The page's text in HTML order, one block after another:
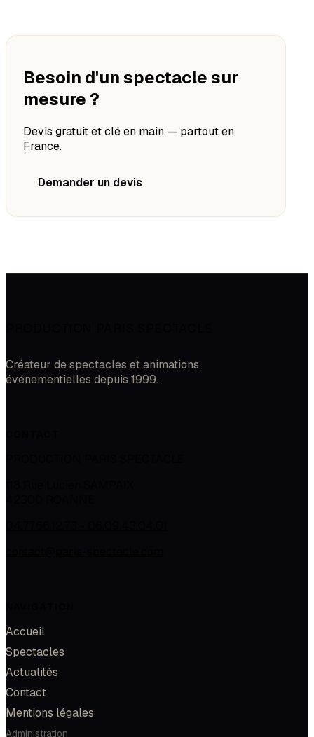
Besoin d'un spectacle sur
mesure ?
Devis gratuit et clé en main — partout en
France.
Demander un devis
Créateur de spectacles et animations
événementielles depuis 1999.
Accueil
Spectacles
Actualités
Contact
Mentions légales
Administration